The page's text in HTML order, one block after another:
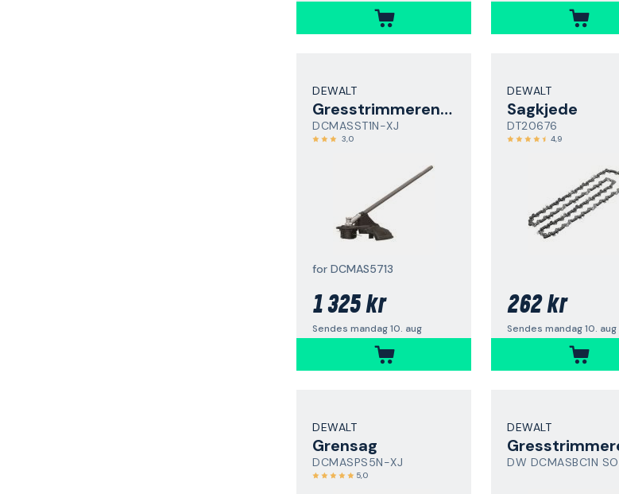
DEWALT
Gresstrimmerenhet
DCMASST1N-XJ
3,0
for DCMAS5713
1 325 kr
Sendes mandag 10. aug
DEWALT
Sagkjede
DT20676
4,9
262 kr
Sendes mandag 10. aug
DEWALT
Grensag
DCMASPS5N-XJ
5,0
DEWALT
DW DCMASBC1N